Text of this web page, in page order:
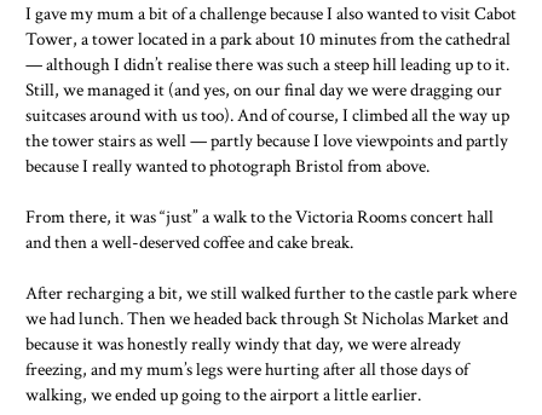
I gave my mum a bit of a challenge because I also wanted to visit Cabot
Tower, a tower located in a park about 10 minutes from the cathedral
— although I didn’t realise there was such a steep hill leading up to it.
Still, we managed it (and yes, on our final day we were dragging our
suitcases around with us too). And of course, I climbed all the way up
the tower stairs as well — partly because I love viewpoints and partly
because I really wanted to photograph Bristol from above.
From there, it was “just” a walk to the Victoria Rooms concert hall
and then a well-deserved coffee and cake break.
After recharging a bit, we still walked further to the castle park where
we had lunch. Then we headed back through St Nicholas Market and
because it was honestly really windy that day, we were already
freezing, and my mum’s legs were hurting after all those days of
walking, we ended up going to the airport a little earlier.